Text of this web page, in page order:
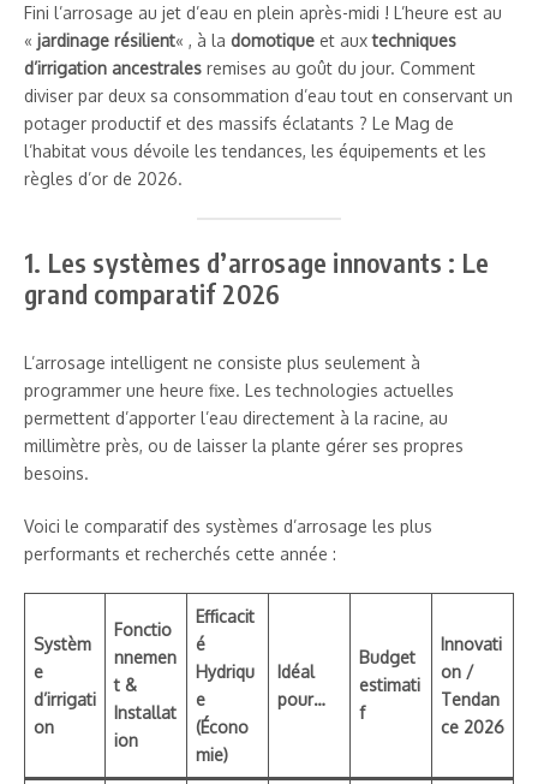
Fini l’arrosage au jet d’eau en plein après-midi ! L’heure est au
« jardinage résilient« , à la domotique et auxtechniques
d’irrigation ancestrales remises au goût du jour. Comment
diviser par deux sa consommation d’eau tout en conservant un
potager productif et des massifs éclatants ? Le Mag de
l’habitat vous dévoile les tendances, les équipements et les
règles d’or de 2026.
1. Les systèmes d’arrosage innovants : Le
grand comparatif 2026
L’arrosage intelligent ne consiste plus seulement à
programmer une heure fixe. Les technologies actuelles
permettent d’apporter l’eau directement à la racine, au
millimètre près, ou de laisser la plante gérer ses propres
besoins.
Voici le comparatif des systèmes d’arrosage les plus
performants et recherchés cette année :
Systèm
e
d’irrigati
on
Fonctio
nnemen
t &
Installat
ion
Efficacit
é
Hydriqu
e
(Écono
mie)
Idéal
pour…
Budget
estimati
f
Innovati
on /
Tendan
ce 2026